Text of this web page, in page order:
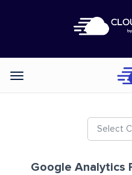
Categories
Select
Google Analytics